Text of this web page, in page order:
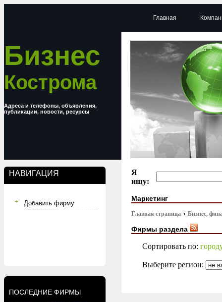
Бизнес
Кострома
Адреса и телефоны, объявления,
публикации, новости, ресурсы
НАВИГАЦИЯ
Добавить фирму
ПОСЛЕДНИЕ ФИРМЫ
Главная
Я
ищу:
Маркетинг
Главная страница Бизнес,
Фирмы раздела
Сортировать по:
Выберите регион: